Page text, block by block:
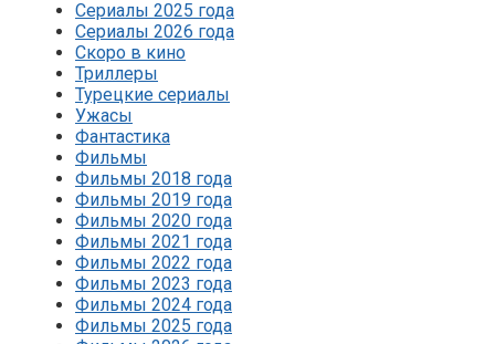
Сериалы 2025 года
Сериалы 2026 года
Скоро в кино
Триллеры
Турецкие сериалы
Ужасы
Фантастика
Фильмы
Фильмы 2018 года
Фильмы 2019 года
Фильмы 2020 года
Фильмы 2021 года
Фильмы 2022 года
Фильмы 2023 года
Фильмы 2024 года
Фильмы 2025 года